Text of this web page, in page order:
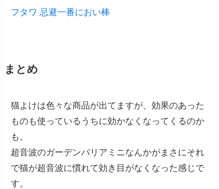
フタワ 忌避一番におい棒
まとめ
猫よけは色々な商品が出てますが、効果のあった
ものも使っているうちに効かなくなってくるのか
も。
超音波のガーデンバリアミニなんかがまさにそれ
で猫が超音波に慣れて効き目がなくなった感じで
す。